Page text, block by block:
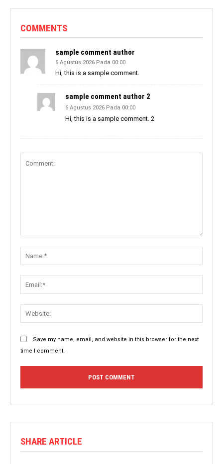
COMMENTS
sample comment author
6 Agustus 2026 Pada 00:00
Hi, this is a sample comment.
sample comment author 2
6 Agustus 2026 Pada 00:00
Hi, this is a sample comment. 2
Save my name, email, and website in this browser for the next
time I comment.
SHARE ARTICLE